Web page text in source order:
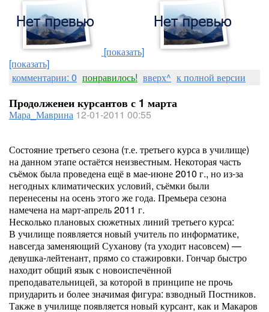
[показать]
[показать]
комментарии: 0 понравилось! вверх^ к полной версии
Продолженеи курсантов с 1 марта
Мара_Маврина 12-01-2011 00:55
Состояние третьего сезона (т.е. третьего курса в училище)
на данном этапе остаётся неизвестным. Некоторая часть
съёмок была проведена ещё в мае-июне 2010 г., но из-за
негодных климатических условий, съёмки были
перенесены на осень этого же года. Премьера сезона
намечена на март-апрель 2011 г.
Несколько плановых сюжетных линий третьего курса:
В училище появляется новый учитель по информатике,
навсегда заменяющий Суханову (та уходит насовсем) —
девушка-лейтенант, прямо со стажировки. Гончар быстро
находит общий язык с новоиспечённой
преподавательницей, за которой в принципе не прочь
приударить и более значимая фигура: взводный Постников.
Также в училище появляется новый курсант, как и Макаров